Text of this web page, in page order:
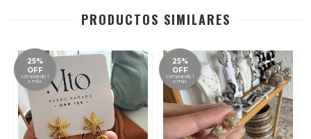
PRODUCTOS SIMILARES
25%
OFF
comprando 1
o más
25%
OFF
comprando 1
o más